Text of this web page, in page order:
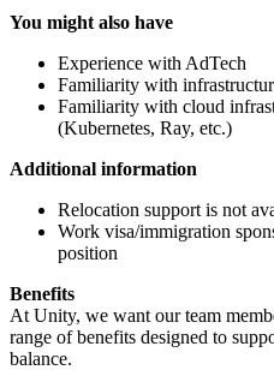
You might also have
Experience with AdTech
Familiarity with
Familiarity with cloud
(Kubernetes, Ray, etc.)
Additional information
Relocation support is not
Work visa/immigration
position
Benefits
At Unity, we want our team
range of benefits designed to
balance.